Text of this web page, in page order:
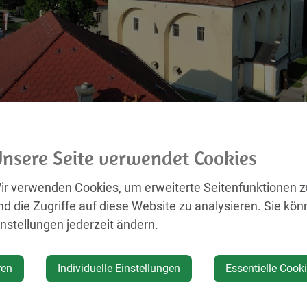
04. Januar 2027, 15:30 Uhr bis 16:00 Uhr
du, wo die Geschichten
Seite verwendet Cookies
verwenden Cookies, um erweiterte Seitenfunktionen
die Zugriffe auf diese Website zu analysieren. Sie
jederzeit ändern.
Individuelle Einstellungen Essentielle